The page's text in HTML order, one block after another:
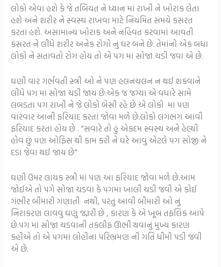
લોકો એવા હશે કે જે તબિયત ને ધ્યાન માં રાખી ને ખોરાક લેતા
હશે અને શરીર ને સ્વસ્થ રાખવા માટે નિયમિત સમયે કસરત
કરતાં હશે. અસામાન્ય ખોરાક અને નહિવત કરવામાં આવતી
કસરત ને લીધે શરીર અનેક રોગો નું ઘર બને છે. તેમાંનો એક બધા
લોકો ને સતાવતો રોગ હોય તો એ પગ માં સોજા ચડી જવા એ છે.
ઘણી વાર ગર્ભવતી સ્ત્રી ઓ ને પણ હલનચલન ન થઈ શકવાને
લીધે પગ માં સોજા ચડી જાય છે.એક જ જગ્યા એ વધારે સામે
લબડતા પગ રાખી ને જે લોકો બેસી રહે છે એ લોકો માં પણ
વારંવાર આની ફરિયાદ કરતાં જોવા મળે છે.લોકો લગભગ આવી
ફરિયાદ કરતાં હોય છે . “સવારે તો હું એકદમ સ્વસ્થ અને હેલ્થી
હોવ છું પણ ઓફિસ થી કામ કરી ને ઘરે આવું એટલે પગ સોજી ને
દડા જેવા થઈ જાય છે”
ઘણી ઉમર લાયક સ્ત્રી માં પણ આ ફરિયાદ જોવા મળે છે.આમ
જોઈએ તો પગે સોજા ચડવા કે પગમાં ખાલી ચડી જવી એ કોઈ
ગંભીર બીમારી ગણાતી નથી, પરંતુ આવી બીમારી ઓ નું
નિરાકરણ લાવવું ઘણું જરૂરી છે , કારણ કે એ ખૂબ તફલિક આપે
છે.પગ માં સોજા ચડવાની તકલીફ ઊભી થવાનું મુખ્ય કારણ
કહીએ તો એ પગમાં લોહીના પરિભ્રમણ ની ગતિ ધીમી પડી જવી
એ છે.